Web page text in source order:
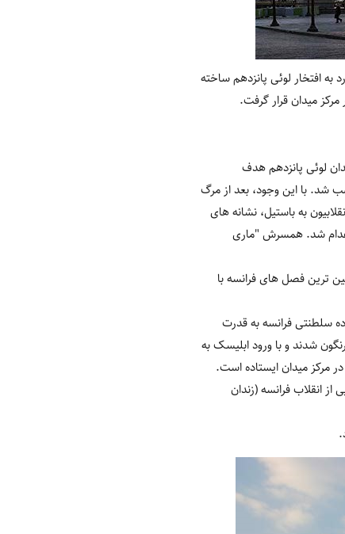
میلادی برمی گردد. در ابتدا کنکورد به افتخار لوئی پانزدهم ساخته
میدان قرار گرفت.
میدان لوئی پانزدهم هدف
شد. با این وجود، بعد از مرگ
قدرت را تا ۱۵ سال بعد هم حفظ کند. تا این که در سال ۱۷۸۹ و با حمله انقلابیون به باستیل، نشانه های
و انقلابیون مشتاق فرانسه اعدام شد. همسرش "ماری
ترین فصل های فرانسه با
سلطنتی فرانسه به قدرت
شدند و با ورود ابلیسک به
انقلاب فرانسه (زندان